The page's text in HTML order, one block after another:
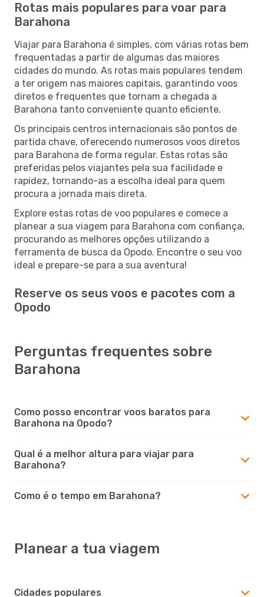
Rotas mais populares para voar para
Barahona
Viajar para Barahona é simples, com várias rotas bem
frequentadas a partir de algumas das maiores
cidades do mundo. As rotas mais populares tendem
a ter origem nas maiores capitais, garantindo voos
diretos e frequentes que tornam a chegada a
Barahona tanto conveniente quanto eficiente.
Os principais centros internacionais são pontos de
partida chave, oferecendo numerosos voos diretos
para Barahona de forma regular. Estas rotas são
preferidas pelos viajantes pela sua facilidade e
rapidez, tornando-as a escolha ideal para quem
procura a jornada mais direta.
Explore estas rotas de voo populares e comece a
planear a sua viagem para Barahona com confiança,
procurando as melhores opções utilizando a
ferramenta de busca da Opodo. Encontre o seu voo
ideal e prepare-se para a sua aventura!
Reserve os seus voos e pacotes com a
Opodo
Perguntas frequentes sobre
Barahona
Como posso encontrar voos baratos para
Barahona na Opodo?
Qual é a melhor altura para viajar para
Barahona?
Como é o tempo em Barahona?
Planear a tua viagem
Cidades populares